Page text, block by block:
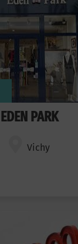
EDEN PARK
Vichy